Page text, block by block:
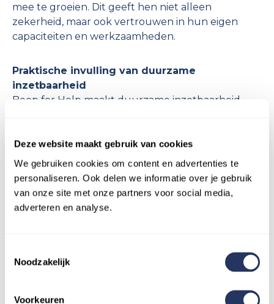
Deze website maakt gebruik van cookies
We gebruiken cookies om content en advertenties te
personaliseren. Ook delen we informatie over je gebruik
van onze site met onze partners voor social media,
adverteren en analyse.
Noodzakelijk
Voorkeuren
mee te groeien. Dit geeft hen niet alleen
zekerheid, maar ook vertrouwen in hun eigen
capaciteiten en werkzaamheden.
Praktische invulling van duurzame
inzetbaarheid
Beep for Help maakt duurzame inzetbaarheid
mantelzorgondersteuning, ontzorgen bedrijven
hun medewerkers direct. Het resultaat? Minder
stress en een betere werk-privébalans voor
werknemers, wat uiteindelijk leidt tot hogere
tevredenheid en productiviteit.
impact te maken. Of het nu gaat om jonge ouders,
mantelzorgers of medewerkers die herstellen van
groot verschil maakt.